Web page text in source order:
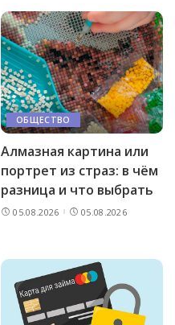
ОБЩЕСТВО
Алмазная картина или
портрет из страз: в чём
разница и что выбрать
05.08.2026 05.08.2026